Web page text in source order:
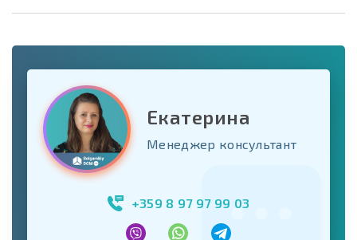
Екатерина
Менеджер консультант
+359 8 97 97 99 03